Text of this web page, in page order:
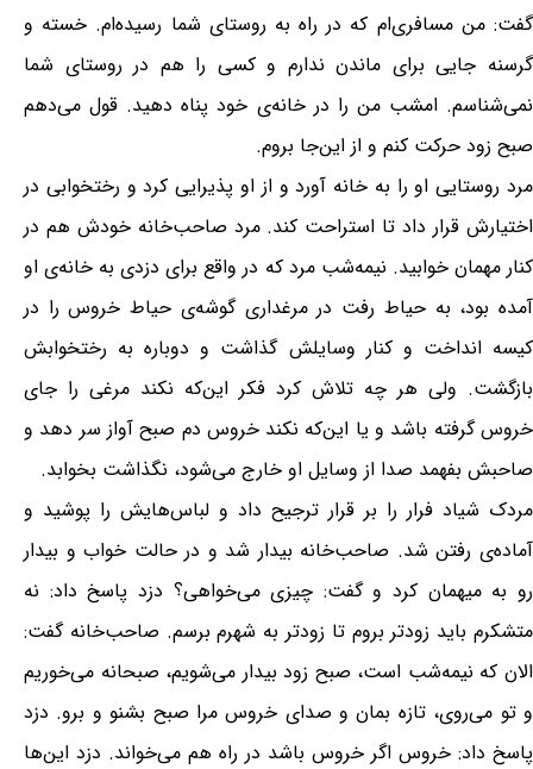
گفت: من مسافری‌ام که در راه به روستای شما رسیده‌ام. خسته و
گرسنه جایی برای ماندن ندارم و کسی را هم در روستای شما
نمی‌شناسم. امشب من را در خانه‌ی خود پناه دهید. قول می‌دهم
صبح زود حرکت کنم و از این‌جا بروم.
مرد روستایی او را به خانه آورد و از او پذیرایی کرد و رختخوابی در
اختیارش قرار داد تا استراحت کند. مرد صاحب‌خانه خودش هم در
کنار مهمان خوابید. نیمه‌شب مرد که در واقع برای دزدی به خانه‌ی او
آمده بود، به حیاط رفت در مرغداری گوشه‌ی حیاط خروس را در
کیسه انداخت و کنار وسایلش گذاشت و دوباره به رختخوابش
بازگشت. ولی هر چه تلاش کرد فکر این‌که نکند مرغی را جای
خروس گرفته باشد و یا این‌که نکند خروس دم صبح آواز سر دهد و
صاحبش بفهمد صدا از وسایل او خارج می‌شود، نگذاشت بخوابد.
مردک شیاد فرار را بر قرار ترجیح داد و لباس‌هایش را پوشید و
آماده‌ی رفتن شد. صاحب‌خانه بیدار شد و در حالت خواب و بیدار
رو به میهمان کرد و گفت: چیزی می‌خواهی؟ دزد پاسخ داد: نه
متشکرم باید زودتر بروم تا زودتر به شهرم برسم. صاحب‌خانه گفت:
الان که نیمه‌شب است، صبح زود بیدار می‌شویم، صبحانه می‌خوریم
و تو می‌روی، تازه بمان و صدای خروس مرا صبح بشنو و برو. دزد
پاسخ داد: خروس اگر خروس باشد در راه هم می‌خواند. دزد این‌ها